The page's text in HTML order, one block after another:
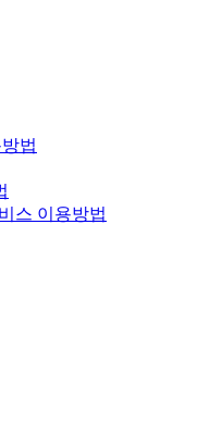
법
스 이용방법